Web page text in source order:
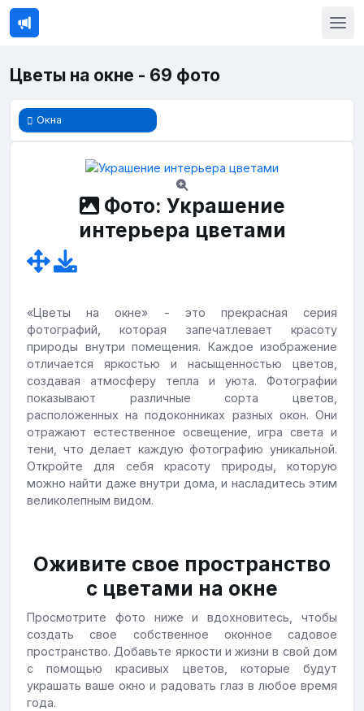
Цветы на окне - 69 фото
Окна
Фото: Украшение
интерьера цветами
«Цветы на окне» - это прекрасная серия
фотографий, которая запечатлевает красоту
природы внутри помещения. Каждое изображение
отличается яркостью и насыщенностью цветов,
создавая атмосферу тепла и уюта. Фотографии
показывают различные сорта цветов,
расположенных на подоконниках разных окон. Они
отражают естественное освещение, игра света и
тени, что делает каждую фотографию уникальной.
Откройте для себя красоту природы, которую
можно найти даже внутри дома, и насладитесь этим
великолепным видом.
Оживите свое пространство
с цветами на окне
Просмотрите фото ниже и вдохновитесь, чтобы
создать свое собственное оконное садовое
пространство. Добавьте яркости и жизни в свой дом
с помощью красивых цветов, которые будут
украшать ваше окно и радовать глаз в любое время
года.